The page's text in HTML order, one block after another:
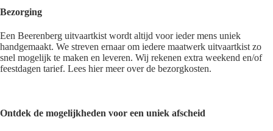
Bezorging
Een Beerenberg uitvaartkist wordt altijd voor ieder mens uniek
handgemaakt. We streven ernaar om iedere maatwerk uitvaartkist zo
snel mogelijk te maken en leveren. Wij rekenen extra weekend en/of
feestdagen tarief. Lees hier meer over de bezorgkosten.
Ontdek de mogelijkheden voor een uniek afscheid